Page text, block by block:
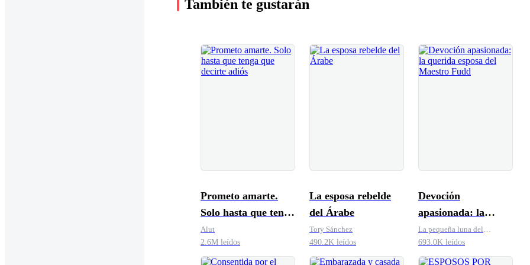
También te gustarán
Prometo amarte.
Solo hasta que tenga
que decirte adiós
Alut
2.6M leídos
La esposa rebelde
del Árabe
Tory Sánchez
490.2K leídos
Devoción
apasionada: la
querida esposa del
Maestro Fudd
La pequeña luna del
occidente
693.0K leídos